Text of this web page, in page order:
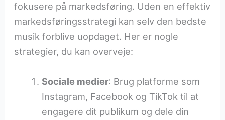
fokusere på markedsføring. Uden en effektiv
markedsføringsstrategi kan selv den bedste
musik forblive uopdaget. Her er nogle
strategier, du kan overveje:
Sociale medier: Brug platforme som
Instagram, Facebook og TikTok til at
engagere dit publikum og dele din